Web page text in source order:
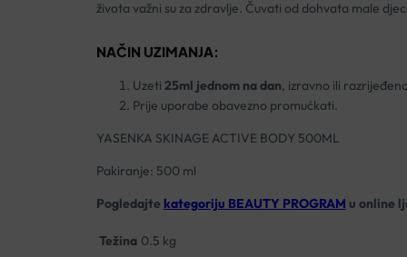
života važni su za zdravlje. Čuvati od dohvata male
NAČIN UZIMANJA:
Uzeti 25ml jednom na dan, izravno ili
Prije uporabe obavezno promućkati.
YASENKA SKINAGE ACTIVE BODY 500ML
Pakiranje: 500 ml
Pogledajte kategoriju BEAUTY PROGRAM u online
Težina 0.5 kg